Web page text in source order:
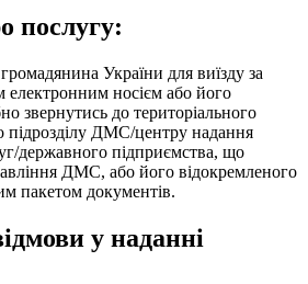
послугу:
України для виїзду за
електронним носієм або його
звернутись до територіального
підрозділу ДМС/центру надання
державного підприємства, що
ДМС, або його відокремленого
пакетом документів.
у наданні